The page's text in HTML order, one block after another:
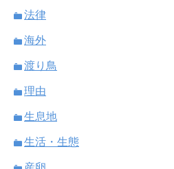
法律
海外
渡り鳥
理由
生息地
生活・生態